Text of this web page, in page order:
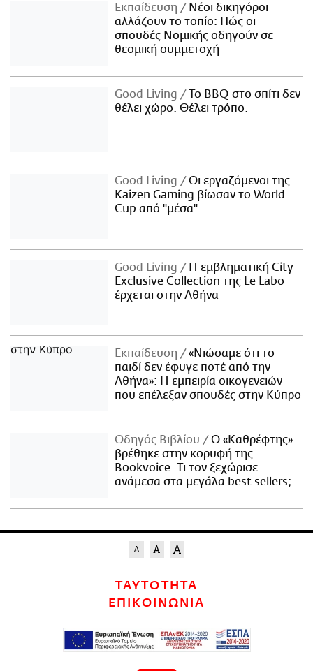
Εκπαίδευση
Νέοι δικηγόροι
αλλάζουν το τοπίο: Πώς οι
σπουδές Νομικής οδηγούν σε
θεσμική συμμετοχή
Good Living
Το BBQ στο σπίτι δεν
θέλει χώρο. Θέλει τρόπο.
Good Living
Οι εργαζόμενοι της
Kaizen Gaming βίωσαν το World
Cup από "μέσα"
Good Living
Η εμβληματική City
Exclusive Collection της Le Labo
έρχεται στην Αθήνα
Εκπαίδευση
«Νιώσαμε ότι το
παιδί δεν έφυγε ποτέ από την
Αθήνα»: Η εμπειρία οικογενειών
που επέλεξαν σπουδές στην Κύπρο
Οδηγός Βιβλίου
Ο «Καθρέφτης»
βρέθηκε στην κορυφή της
Bookvoice. Τι τον ξεχώρισε
ανάμεσα στα μεγάλα best sellers;
ΤΑΥΤΟΤΗΤΑ
ΕΠΙΚΟΙΝΩΝΙΑ